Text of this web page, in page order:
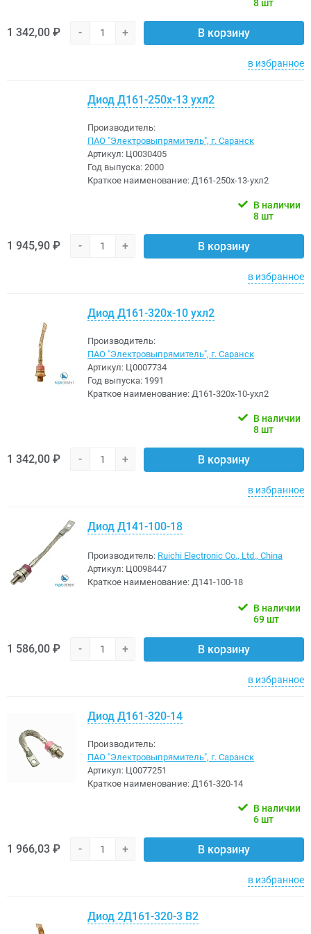
8 шт
1 342,00 ₽ - + В корзину
в избранное
Диод Д161-250х-13 ухл2
Производитель:
ПАО "Электровыпрямитель", г. Саранск
Артикул: Ц0030405
Год выпуска: 2000
Краткое наименование: Д161-250х-13-ухл2
В наличии
8 шт
1 945,90 ₽ - + В корзину
в избранное
Диод Д161-320х-10 ухл2
Производитель:
ПАО "Электровыпрямитель", г. Саранск
Артикул: Ц0007734
Год выпуска: 1991
Краткое наименование: Д161-320х-10-ухл2
В наличии
8 шт
1 342,00 ₽ - + В корзину
в избранное
Диод Д141-100-18
Производитель: Ruichi Electronic Co., Ltd., China
Артикул: Ц0098447
Краткое наименование: Д141-100-18
В наличии
69 шт
1 586,00 ₽ - + В корзину
в избранное
Диод Д161-320-14
Производитель:
ПАО "Электровыпрямитель", г. Саранск
Артикул: Ц0077251
Краткое наименование: Д161-320-14
В наличии
6 шт
1 966,03 ₽ - + В корзину
в избранное
Диод 2Д161-320-3 В2